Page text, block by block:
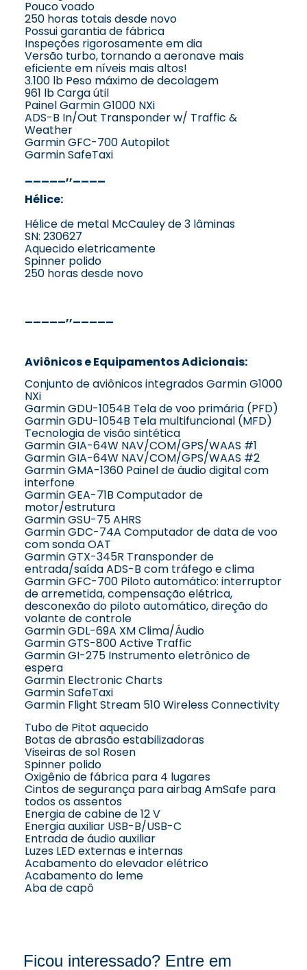
Pouco voado
250 horas totais desde novo
Possui garantia de fábrica
Inspeções rigorosamente em dia
Versão turbo, tornando a aeronave mais
eficiente em níveis mais altos!
3.100 lb Peso máximo de decolagem
961 lb Carga útil
Painel Garmin G1000 NXi
ADS-B In/Out Transponder w/ Traffic &
Weather
Garmin GFC-700 Autopilot
Garmin SafeTaxi
_____,,____
Hélice:
Hélice de metal McCauley de 3 lâminas
SN: 230627
Aquecido eletricamente
Spinner polido
250 horas desde novo
_____,,_____
Aviônicos e Equipamentos Adicionais:
Conjunto de aviônicos integrados Garmin G1000
NXi
Garmin GDU-1054B Tela de voo primária (PFD)
Garmin GDU-1054B Tela multifuncional (MFD)
Tecnologia de visão sintética
Garmin GIA-64W NAV/COM/GPS/WAAS #1
Garmin GIA-64W NAV/COM/GPS/WAAS #2
Garmin GMA-1360 Painel de áudio digital com
interfone
Garmin GEA-71B Computador de
motor/estrutura
Garmin GSU-75 AHRS
Garmin GDC-74A Computador de data de voo
com sonda OAT
Garmin GTX-345R Transponder de
entrada/saída ADS-B com tráfego e clima
Garmin GFC-700 Piloto automático: interruptor
de arremetida, compensação elétrica,
desconexão do piloto automático, direção do
volante de controle
Garmin GDL-69A XM Clima/Áudio
Garmin GTS-800 Active Traffic
Garmin GI-275 Instrumento eletrônico de
espera
Garmin Electronic Charts
Garmin SafeTaxi
Garmin Flight Stream 510 Wireless Connectivity
Tubo de Pitot aquecido
Botas de abrasão estabilizadoras
Viseiras de sol Rosen
Spinner polido
Oxigênio de fábrica para 4 lugares
Cintos de segurança para airbag AmSafe para
todos os assentos
Energia de cabine de 12 V
Energia auxiliar USB-B/USB-C
Entrada de áudio auxiliar
Luzes LED externas e internas
Acabamento do elevador elétrico
Acabamento do leme
Aba de capô
Ficou interessado? Entre em